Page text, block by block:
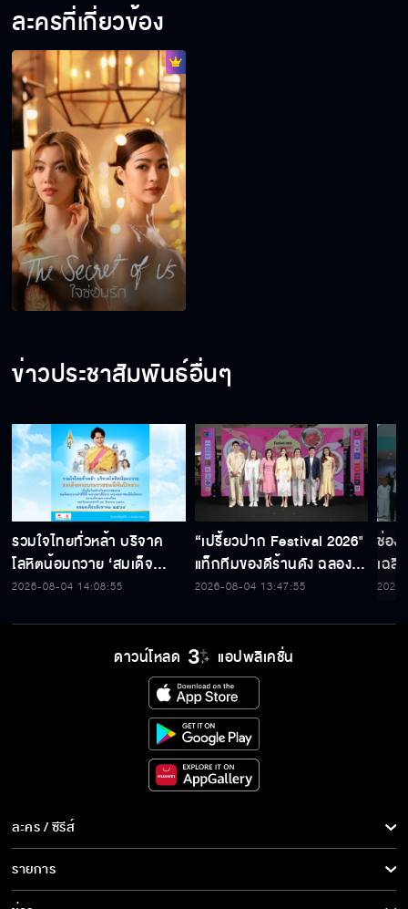
ละครที่เกี่ยวข้อง
ข่าวประชาสัมพันธ์อื่นๆ
รวมใจไทยทั่วหล้า บริจาค
โลหิตน้อมถวาย ‘สมเด็จ
พระบรมราชชนนีพันปีหลวง’
ระลึก 80 พรรษาฯ อันทรง
2026-08-04 14:08:55
“เปรี้ยวปาก Festival 2026"
แท็กทีมของดีร้านดัง ฉลอง
ก้าวสู่ปีที่ 23
2026-08-04 13:47:55
ช่อง
เฉลิ
สมเ
พระ
ดาวน์โหลด แอปพลิเคชั่น
ละคร / ซีรีส์
ละคร/ซีรีส์
ซีรีส์นานาชาติ
รายการ
รายการทั้งหมด